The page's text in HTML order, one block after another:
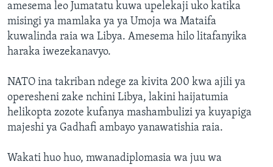
amesema leo Jumatatu kuwa upelekaji uko katika
misingi ya mamlaka ya ya Umoja wa Mataifa
kuwalinda raia wa Libya. Amesema hilo litafanyika
haraka iwezekanavyo.
NATO ina takriban ndege za kivita 200 kwa ajili ya
operesheni zake nchini Libya, lakini haijatumia
helikopta zozote kufanya mashambulizi ya kuyapiga
majeshi ya Gadhafi ambayo yanawatishia raia.
Wakati huo huo, mwanadiplomasia wa juu wa